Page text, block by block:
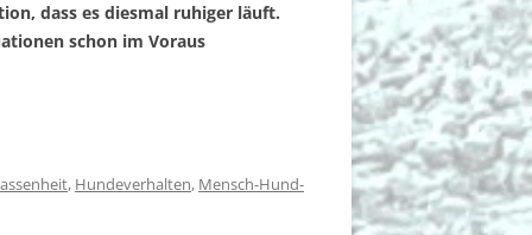
dass es diesmal ruhiger läuft.
schon im Voraus
, Hundeverhalten, Mensch-Hund-